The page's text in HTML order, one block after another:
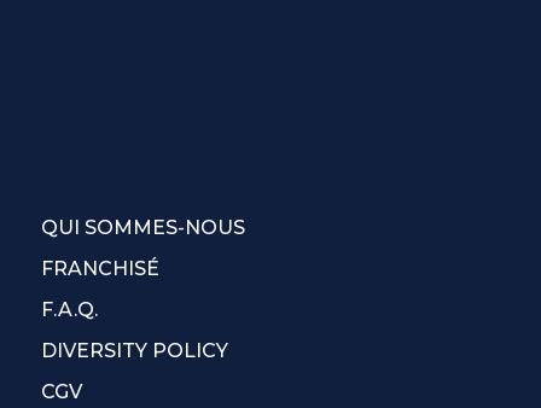
QUI SOMMES-NOUS
FRANCHISÉ
F.A.Q.
DIVERSITY POLICY
CGV